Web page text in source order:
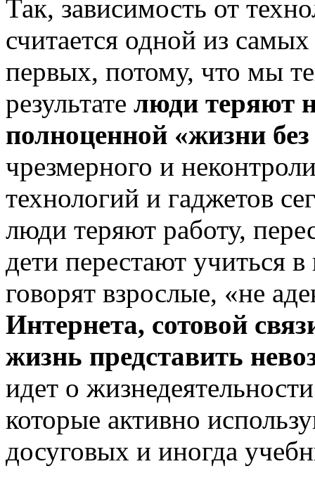
Так, зависимость от
считается одной из
первых, потому, что мы
результате люди теряют
полноценной «жизни
чрезмерного и
технологий и гаджетов
люди теряют работу,
дети перестают учиться
говорят взрослые, «не
Интернета, сотовой
жизнь представить
идет о
которые активно
досуговых и иногда